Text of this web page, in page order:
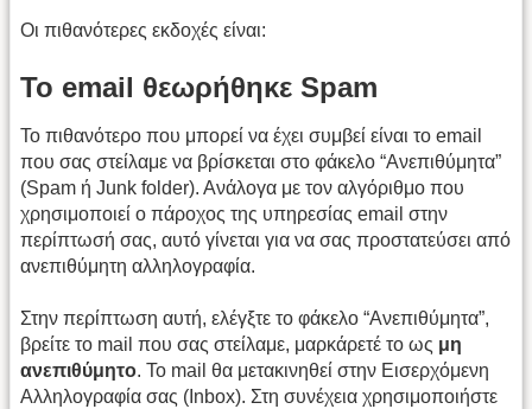
Οι πιθανότερες εκδοχές είναι:
Το email θεωρήθηκε Spam
Το πιθανότερο που μπορεί να έχει συμβεί είναι το email
που σας στείλαμε να βρίσκεται στο φάκελο “Ανεπιθύμητα”
(Spam ή Junk folder). Ανάλογα με τον αλγόριθμο που
χρησιμοποιεί ο πάροχος της υπηρεσίας email στην
περίπτωσή σας, αυτό γίνεται για να σας προστατεύσει από
ανεπιθύμητη αλληλογραφία.
Στην περίπτωση αυτή, ελέγξτε το φάκελο “Ανεπιθύμητα”,
βρείτε το mail που σας στείλαμε, μαρκάρετέ το ως μη
ανεπιθύμητο. Το mail θα μετακινηθεί στην Εισερχόμενη
Αλληλογραφία σας (Inbox). Στη συνέχεια χρησιμοποιήστε